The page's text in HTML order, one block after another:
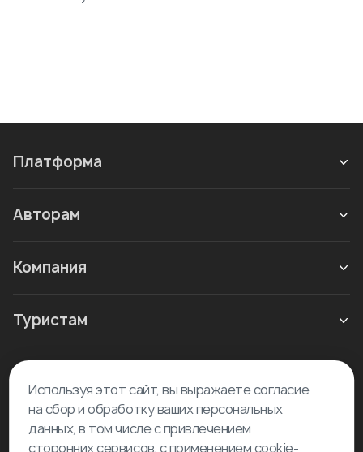
Платформа
Авторам
Компания
Туристам
Новое в блоге
Используя этот сайт, вы выражаете согласие
на сбор и обработку ваших персональных
данных, в том числе с привлечением
сторонних сервисов, с применением cookie-